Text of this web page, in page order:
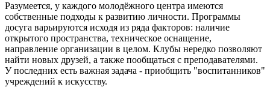
Разумеется, у каждого молодёжного центра имеются
собственные подходы к развитию личности. Программы
досуга варьируются исходя из ряда факторов: наличие
открытого пространства, техническое оснащение,
направление организации в целом. Клубы нередко позволяют
найти новых друзей, а также пообщаться с преподавателями.
У последних есть важная задача - приобщить "воспитанников"
учреждений к искусству.